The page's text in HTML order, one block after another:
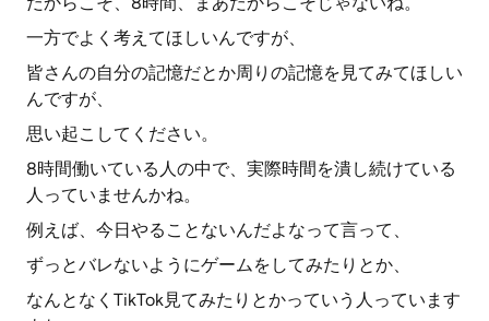
一方でよく考えてほしいんですが、
皆さんの自分の記憶だとか周りの記憶を見てみてほしい
んですが、
思い起こしてください。
8時間働いている人の中で、実際時間を潰し続けている
人っていませんかね。
例えば、今日やることないんだよなって言って、
ずっとバレないようにゲームをしてみたりとか、
なんとなくTikTok見てみたりとかっていう人っています